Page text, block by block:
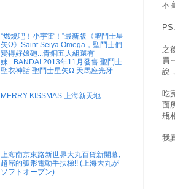
不
之
買
說
吃
面
瓶
我
“燃燒吧！小宇宙！”最新版《聖鬥士星
矢Ω》Saint Seiya Omega，聖鬥士們
變得好娘砲...青銅五人組還有
妹...BANDAI 2013年11月發售 聖鬥士
聖衣神話 聖鬥士星矢Ω 天馬座光牙
MERRY KISSMAS 上海新天地
上海南京東路新世界大丸百貨新開幕,
超屌的弧形電動手扶梯!! (上海大丸が
ソフトオープン)